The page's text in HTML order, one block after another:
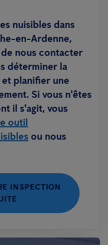
nuisibles dans
en-Ardenne,
nous contacter
déterminer la
planifier une
Si vous n'êtes
il s'agit, vous
outil
ou nous
INSPECTION